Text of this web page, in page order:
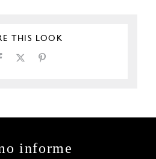
THIS LOOK
informe